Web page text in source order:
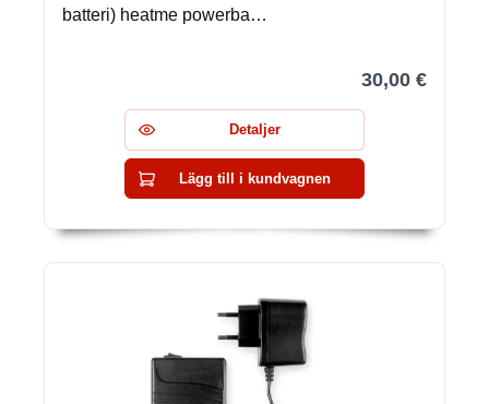
batteri) heatme powerba…
30,00 €
Detaljer
Lägg till i kundvagnen